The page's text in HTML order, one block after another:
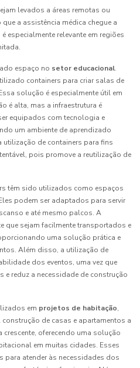
levados a áreas remotas ou
a assistência médica chegue a
especialmente relevante em regiões
espaço no setor educacional.
containers para criar salas de
solução é especialmente útil em
é alta, mas a infraestrutura é
equipados com tecnologia e
um ambiente de aprendizado
de containers para fins
pois promove a reutilização de
têm sido utilizados como espaços
podem ser adaptados para servir
e até mesmo palcos. A
que sejam facilmente transportados e
uma solução prática e
Além disso, a utilização de
dos eventos, uma vez que
e reduz a necessidade de construção
em projetos de habitação,
de casas e apartamentos a
crescente, oferecendo uma solução
em muitas cidades. Esses
atender às necessidades dos